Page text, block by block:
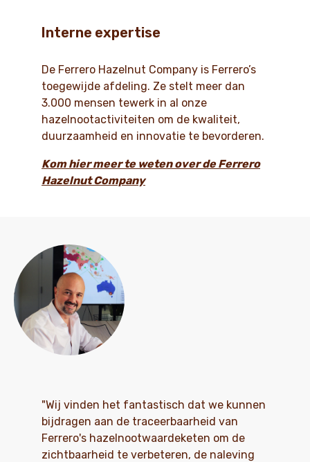
Interne expertise
De Ferrero Hazelnut Company is Ferrero’s
toegewijde afdeling. Ze stelt meer dan
3.000 mensen tewerk in al onze
hazelnootactiviteiten om de kwaliteit,
duurzaamheid en innovatie te bevorderen.
Kom hier meer te weten over de Ferrero
Hazelnut Company
"Wij vinden het fantastisch dat we kunnen
bijdragen aan de traceerbaarheid van
Ferrero's hazelnootwaardeketen om de
zichtbaarheid te verbeteren, de naleving